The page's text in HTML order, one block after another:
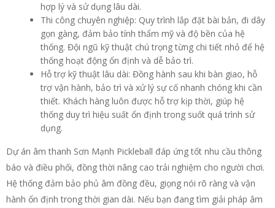
hợp lý và sử dụng lâu dài.
Thi công chuyên nghiệp: Quy trình lắp đặt bài bản, đi dây
gọn gàng, đảm bảo tính thẩm mỹ và độ bền của hệ
thống. Đội ngũ kỹ thuật chú trọng từng chi tiết nhỏ để hệ
thống hoạt động ổn định và dễ bảo trì.
Hỗ trợ kỹ thuật lâu dài: Đồng hành sau khi bàn giao, hỗ
trợ vận hành, bảo trì và xử lý sự cố nhanh chóng khi cần
thiết. Khách hàng luôn được hỗ trợ kịp thời, giúp hệ
thống duy trì hiệu suất ổn định trong suốt quá trình sử
dụng.
Dự án âm thanh Sơn Mạnh Pickleball đáp ứng tốt nhu cầu thông
báo và điều phối, đồng thời nâng cao trải nghiệm cho người chơi.
Hệ thống đảm bảo phủ âm đồng đều, giọng nói rõ ràng và vận
hành ổn định trong thời gian dài. Nếu bạn đang tìm giải pháp âm